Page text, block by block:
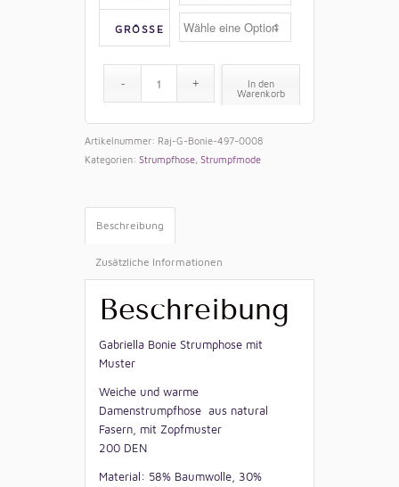
GRÖSSE
In den
Warenkorb
Artikelnummer: Raj-G-Bonie-497-0008
Kategorien: Strumpfhose, Strumpfmode
Beschreibung
Zusätzliche Informationen
Beschreibung
Gabriella Bonie Strumphose mit
Muster
Weiche und warme
Damenstrumpfhose aus natural
Fasern, mit Zopfmuster
200 DEN
Material: 58% Baumwolle, 30%